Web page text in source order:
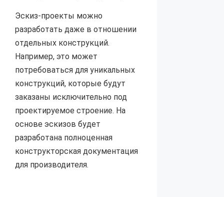
Эскиз-проекты можно
разработать даже в отношении
отдельных конструкций.
Например, это может
потребоваться для уникальных
конструкций, которые будут
заказаны исключительно под
проектируемое строение. На
основе эскизов будет
разработана полноценная
конструкторская документация
для производителя.